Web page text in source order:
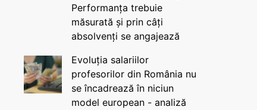
Performanța trebuie
măsurată și prin câți
absolvenți se angajează
Evoluția salariilor
profesorilor din România nu
se încadrează în niciun
model european - analiză